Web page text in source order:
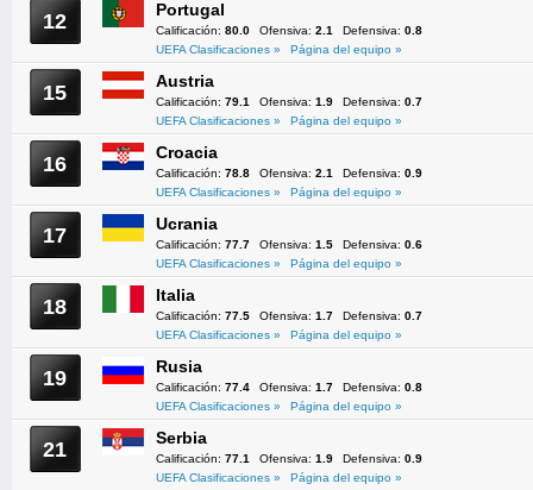
12 Portugal
Calificación: 80.0 Ofensiva: 2.1 Defensiva: 0.8
UEFA Clasificaciones »
Página del equipo »
15 Austria
Calificación: 79.1 Ofensiva: 1.9 Defensiva: 0.7
UEFA Clasificaciones »
Página del equipo »
16 Croacia
Calificación: 78.8 Ofensiva: 2.1 Defensiva: 0.9
UEFA Clasificaciones »
Página del equipo »
17 Ucrania
Calificación: 77.7 Ofensiva: 1.5 Defensiva: 0.6
UEFA Clasificaciones »
Página del equipo »
18 Italia
Calificación: 77.5 Ofensiva: 1.7 Defensiva: 0.7
UEFA Clasificaciones »
Página del equipo »
19 Rusia
Calificación: 77.4 Ofensiva: 1.7 Defensiva: 0.8
UEFA Clasificaciones »
Página del equipo »
21 Serbia
Calificación: 77.1 Ofensiva: 1.9 Defensiva: 0.9
UEFA Clasificaciones »
Página del equipo »